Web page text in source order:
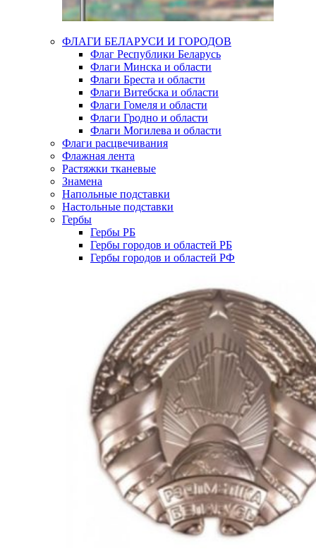
ФЛАГИ БЕЛАРУСИ И ГОРОДОВ
Флаг Республики Беларусь
Флаги Минска и области
Флаги Бреста и области
Флаги Витебска и области
Флаги Гомеля и области
Флаги Гродно и области
Флаги Могилева и области
Флаги расцвечивания
Флажная лента
Растяжки тканевые
Знамена
Напольные подставки
Настольные подставки
Гербы
Гербы РБ
Гербы городов и областей РБ
Гербы городов и областей РФ